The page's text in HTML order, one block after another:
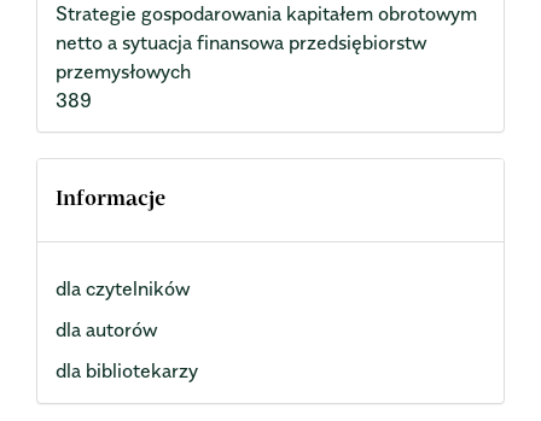
Strategie gospodarowania kapitałem obrotowym
netto a sytuacja finansowa przedsiębiorstw
przemysłowych
389
Informacje
dla czytelników
dla autorów
dla bibliotekarzy